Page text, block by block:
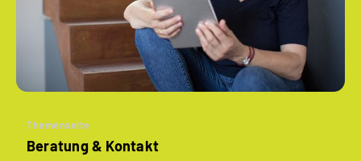
Themenseite
Beratung & Kontakt